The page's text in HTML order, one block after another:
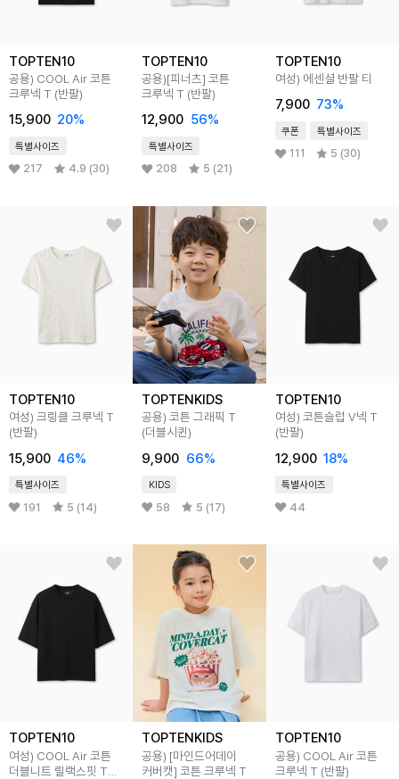
TOPTEN10
공용) COOL Air 코튼
크루넥 T (반팔)
15,900 20%
특별사이즈
217 4.9 (30)
TOPTEN10
공용)[피너츠] 코튼
크루넥 T (반팔)
12,900 56%
특별사이즈
208 5 (21)
TOPTEN10
여성) 에센셜 반팔 티
7,900 73%
쿠폰 특별사이즈
111 5 (30)
TOPTEN10
여성) 크링클 크루넥 T
(반팔)
15,900 46%
특별사이즈
191 5 (14)
TOPTENKIDS
공용) 코튼 그래픽 T
(더블시퀸)
9,900 66%
KIDS
58 5 (17)
TOPTEN10
여성) 코튼슬럽 V넥 T
(반팔)
12,900 18%
특별사이즈
44
TOPTEN10
여성) COOL Air 코튼
더블니트 릴랙스핏 T
TOPTENKIDS
공용) [마인드어데이
커버캣] 코튼 크루넥 T
TOPTEN10
공용) COOL Air 코튼
크루넥 T (반팔)